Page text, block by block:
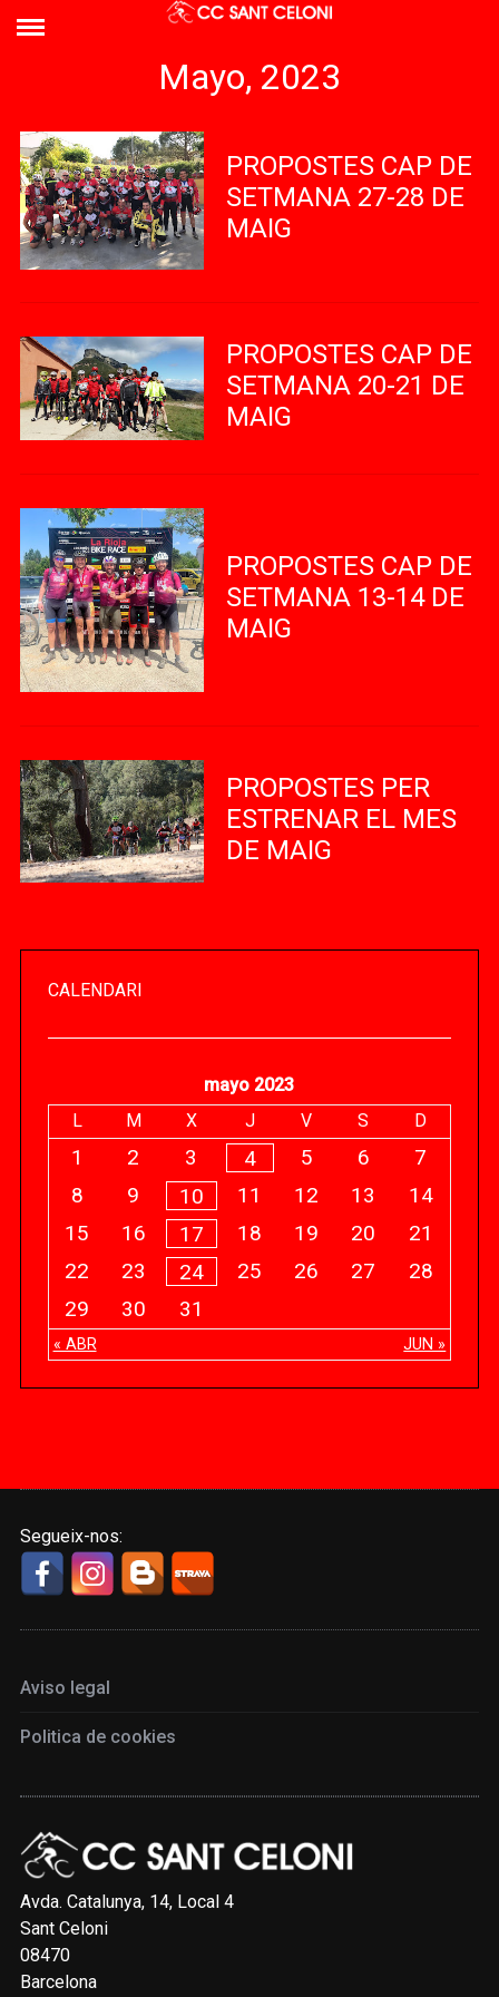
Mayo, 2023
PROPOSTES CAP DE
SETMANA 27-28 DE
MAIG
PROPOSTES CAP DE
SETMANA 20-21 DE
MAIG
PROPOSTES CAP DE
SETMANA 13-14 DE
MAIG
PROPOSTES PER
ESTRENAR EL MES
DE MAIG
CALENDARI
mayo 2023
L
M X J V S D
« ABR JUN »
1 2 3 4 5 6
7
8
9 10 11 12 13
14
15
16 17 18 19 20
21
22
23 24 25 26 27
28
29
30 31
Segueix-nos:
Aviso legal
Politica de cookies
Avda. Catalunya, 14, Local 4
Sant Celoni
08470
Barcelona